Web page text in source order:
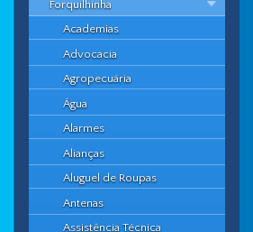
Forquilhinha
Academias
Advocacia
Agropecuária
Água
Alarmes
Alianças
Aluguel de Roupas
Antenas
Assistência Técnica